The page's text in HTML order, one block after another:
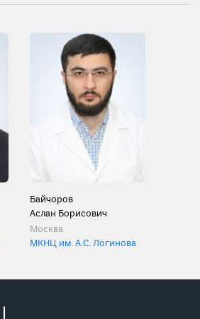
Байчоров
Аслан Борисович
Москва
МКНЦ им. А.С. Логинова